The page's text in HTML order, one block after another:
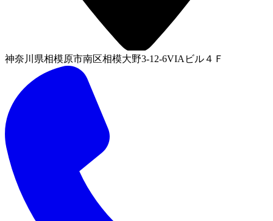
神奈川県相模原市南区相模大野3-12-6VIAビル４Ｆ